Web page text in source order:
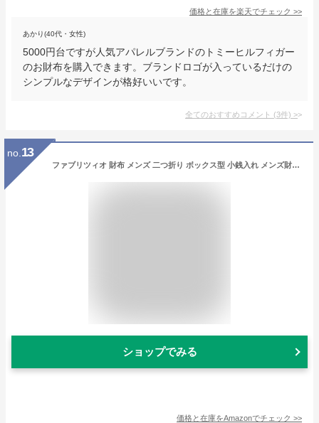
価格と在庫を楽天でチェック >>
あかり(40代・女性)
5000円台ですが人気アパレルブランドのトミーヒルフィガー
のお財布を購入できます。ブランドロゴが入っているだけの
シンプルなデザインが格好いいです。
全てのおすすめコメント (3件) >
no. 13
ファブリツィオ 財布 メンズ 二つ折り ボックス型 小銭入れ メンズ財布 薄い 柔らかい 使いやすい イタリアン レザー 一流の革職人が作る 大容量 本革 (ブラウン)
ショップでみる
価格と在庫をAmazonでチェック >>